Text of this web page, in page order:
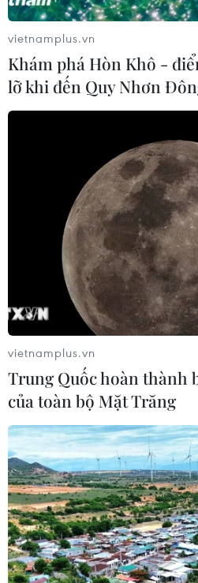
vietnamplus.vn
Khám phá Hòn Khô -
lỡ khi đến Quy Nhơn
vietnamplus.vn
Trung Quốc hoàn thành
của toàn bộ Mặt Trăng